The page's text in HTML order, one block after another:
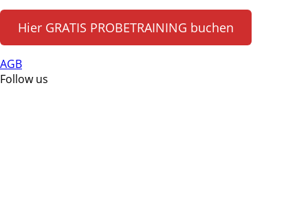
Hier GRATIS PROBETRAINING buchen
AGB
Follow us